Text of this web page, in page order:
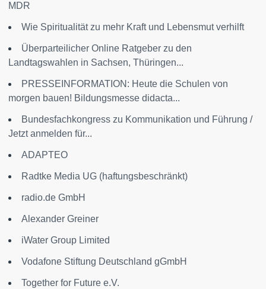
MDR
Wie Spiritualität zu mehr Kraft und Lebensmut verhilft
Überparteilicher Online Ratgeber zu den
Landtagswahlen in Sachsen, Thüringen...
PRESSEINFORMATION: Heute die Schulen von
morgen bauen! Bildungsmesse didacta...
Bundesfachkongress zu Kommunikation und Führung /
Jetzt anmelden für...
ADAPTEO
Radtke Media UG (haftungsbeschränkt)
radio.de GmbH
Alexander Greiner
iWater Group Limited
Vodafone Stiftung Deutschland gGmbH
Together for Future e.V.